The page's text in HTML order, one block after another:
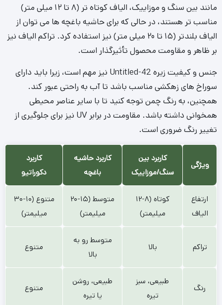
مانند بین سنگ و موزاییک، الیاف کوتاه تر (۸ تا ۱۲ میلی متر)
مناسب تر هستند، در حالی که برای حاشیه باغچه ها می توان از
الیاف بلندتر (۱۵ تا ۲۰ میلی متر) نیز استفاده کرد. تراکم الیاف نیز
بر ظاهر و مقاومت محصول تأثیرگذار است.
جنس و کیفیت زیره Untitled-42 نیز مهم است، زیرا باید دارای
سوراخ های زهکشی مناسب باشد تا آب به راحتی عبور کند.
همچنین، به رنگ چمن توجه کنید تا با سایر عناصر محیطی
همخوانی داشته باشد. مقاومت در برابر UV نیز برای جلوگیری از
تغییر رنگ ضروری است.
ویژگی
کاربرد بین
سنگ/موزاییک
کاربرد حاشیه
باغچه
کاربرد
دکوراتیو
ارتفاع
الیاف
کوتاه (۸-۱۲
میلیمتر)
متوسط (۱۵-۲۰
میلیمتر)
متنوع (۱۰-۳۰
میلیمتر)
تراکم بالا
متوسط رو به
بالا
متنوع
رنگ
طبیعی، سبز
تیره
طبیعی، روشن
یا تیره
متنوع